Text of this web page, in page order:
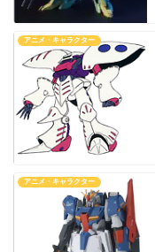
アニメ・キャラクター
アニメ・キャラクター